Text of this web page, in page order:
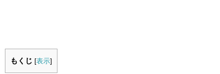
もくじ [表示]